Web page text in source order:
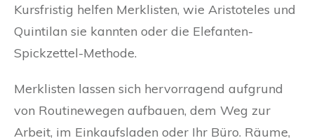
Kursfristig helfen Merklisten, wie Aristoteles und
Quintilan sie kannten oder die Elefanten-
Spickzettel-Methode.
Merklisten lassen sich hervorragend aufgrund
von Routinewegen aufbauen, dem Weg zur
Arbeit, im Einkaufsladen oder Ihr Büro. Räume,